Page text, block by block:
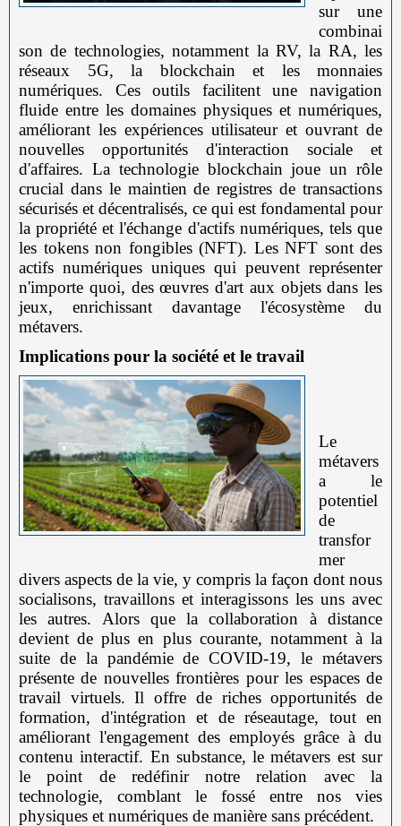
sur une
combinai
son de technologies, notamment la RV, la RA, les
réseaux 5G, la blockchain et les monnaies
numériques. Ces outils facilitent une navigation
fluide entre les domaines physiques et numériques,
améliorant les expériences utilisateur et ouvrant de
nouvelles opportunités d'interaction sociale et
d'affaires. La technologie blockchain joue un rôle
crucial dans le maintien de registres de transactions
sécurisés et décentralisés, ce qui est fondamental pour
la propriété et l'échange d'actifs numériques, tels que
les tokens non fongibles (NFT). Les NFT sont des
actifs numériques uniques qui peuvent représenter
n'importe quoi, des œuvres d'art aux objets dans les
jeux, enrichissant davantage l'écosystème du
métavers.
Implications pour la société et le travail
Le
métavers
a le
potentiel
de
transfor
mer
divers aspects de la vie, y compris la façon dont nous
socialisons, travaillons et interagissons les uns avec
les autres. Alors que la collaboration à distance
devient de plus en plus courante, notamment à la
suite de la pandémie de COVID-19, le métavers
présente de nouvelles frontières pour les espaces de
travail virtuels. Il offre de riches opportunités de
formation, d'intégration et de réseautage, tout en
améliorant l'engagement des employés grâce à du
contenu interactif. En substance, le métavers est sur
le point de redéfinir notre relation avec la
technologie, comblant le fossé entre nos vies
physiques et numériques de manière sans précédent.